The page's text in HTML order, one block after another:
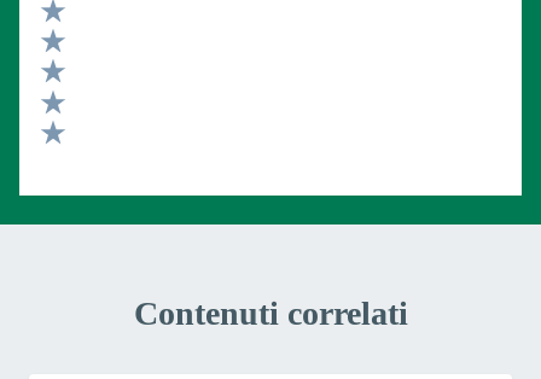
Valuta 5 stelle su 5
Valuta 4 stelle su 5
Valuta 3 stelle su 5
Valuta 2 stelle su 5
Contenuti correlati